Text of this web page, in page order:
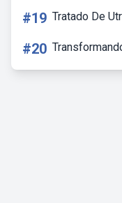
#19 Tratado De
#20